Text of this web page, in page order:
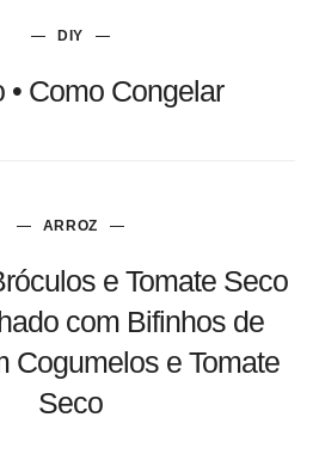
DIY
• Como Congelar
ARROZ
e Tomate Seco
com Bifinhos de
Cogumelos e Tomate
Seco